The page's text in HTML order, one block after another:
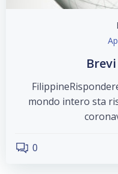
mondo intero sta
0